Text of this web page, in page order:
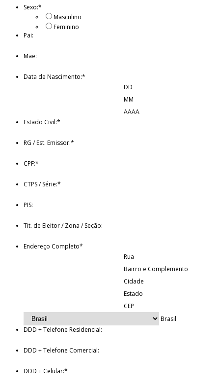
Sexo:*
Masculino
Feminino
Pai:
Mãe:
Data de Nascimento:*
DD
MM
AAAA
Estado Civil:*
RG / Est. Emissor:*
CPF:*
CTPS / Série:*
PIS:
Tit. de Eleitor / Zona / Seção:
Endereço Completo*
Rua
Bairro e Complemento
Cidade
Estado
CEP
Brasil
DDD + Telefone Residencial:
DDD + Telefone Comercial:
DDD + Celular:*